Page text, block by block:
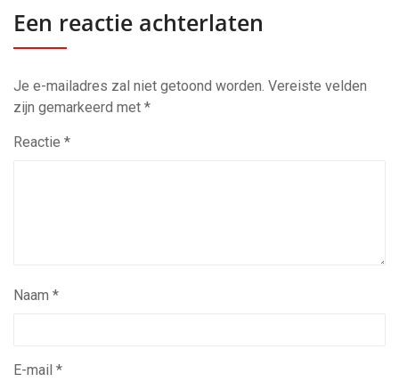
Een reactie achterlaten
Je e-mailadres zal niet getoond worden. Vereiste velden
zijn gemarkeerd met *
Reactie *
Naam *
E-mail *